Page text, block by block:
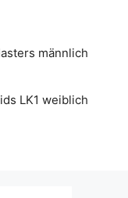
männlich
LK1 weiblich